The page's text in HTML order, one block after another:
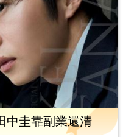
圭靠副業還清